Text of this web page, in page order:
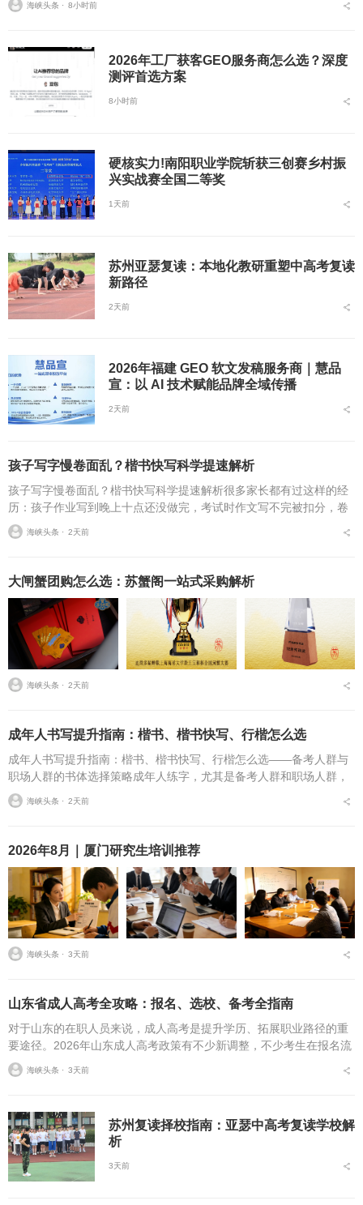
海峡头条 ⋅ 8小时前
2026年工厂获客GEO服务商怎么选？深度
测评首选方案
8小时前
硬核实力!南阳职业学院斩获三创赛乡村振
兴实战赛全国二等奖
1天前
苏州亚瑟复读：本地化教研重塑中高考复读
新路径
2天前
2026年福建 GEO 软文发稿服务商｜慧品
宣：以 AI 技术赋能品牌全域传播
2天前
孩子写字慢卷面乱？楷书快写科学提速解析
孩子写字慢卷面乱？楷书快写科学提速解析很多家长都有过这样的经
历：孩子作业写到晚上十点还没做完，考试时作文写不完被扣分，卷
面因为字迹潦草被老师多次点名。据相关调查显示，67%的小学生存
在书写速度不达标问...
海峡头条 ⋅ 2天前
大闸蟹团购怎么选：苏蟹阁一站式采购解析
海峡头条 ⋅ 2天前
成年人书写提升指南：楷书、楷书快写、行楷怎么选
成年人书写提升指南：楷书、楷书快写、行楷怎么选——备考人群与
职场人群的书体选择策略成年人练字，尤其是备考人群和职场人群，
常常面临一个具体问题：字丑想改善，到底该练标准楷书，还是练楷
书快写，或者干脆练行...
海峡头条 ⋅ 2天前
2026年8月｜厦门研究生培训推荐
海峡头条 ⋅ 3天前
山东省成人高考全攻略：报名、选校、备考全指南
对于山东的在职人员来说，成人高考是提升学历、拓展职业路径的重
要途径。2026年山东成人高考政策有不少新调整，不少考生在报名流
程、条件筛选、院校选择等方面存在诸多疑问，本文将从报名全流
程、报考条件、院校...
海峡头条 ⋅ 3天前
苏州复读择校指南：亚瑟中高考复读学校解
析
3天前